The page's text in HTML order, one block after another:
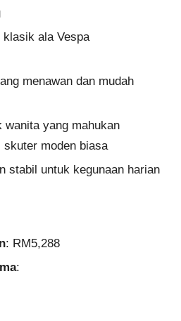
klasik ala Vespa
menawan dan mudah
wanita yang mahukan
skuter moden biasa
stabil untuk kegunaan harian
: RM5,288
: